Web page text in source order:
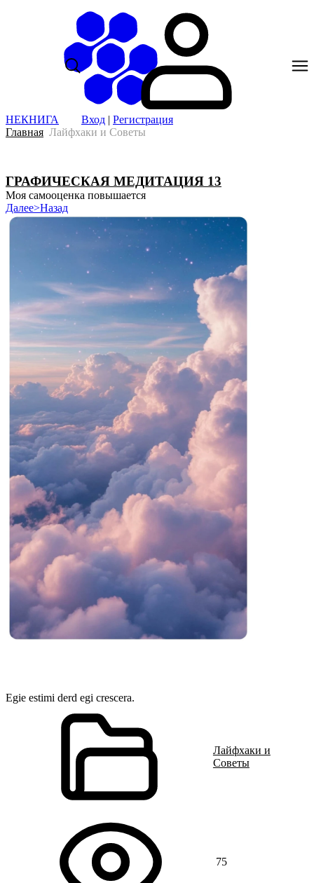
НЕКНИГА Вход | Регистрация
Главная Лайфхаки и Советы
ГРАФИЧЕСКАЯ МЕДИТАЦИЯ 13
Моя самооценка повышается
Далее>Назад
Egie estimi derd egi crescera.
Лайфхаки и
Советы
75